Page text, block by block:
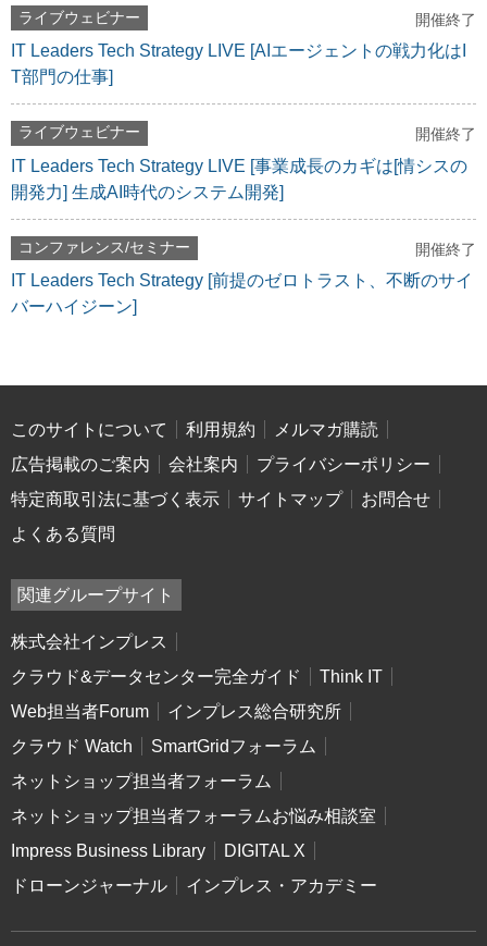
ライブウェビナー 開催終了
IT Leaders Tech Strategy LIVE [AIエージェントの戦力化はI
T部門の仕事]
ライブウェビナー 開催終了
IT Leaders Tech Strategy LIVE [事業成長のカギは[情シスの
開発力] 生成AI時代のシステム開発]
コンファレンス/セミナー 開催終了
IT Leaders Tech Strategy [前提のゼロトラスト、不断のサイ
バーハイジーン]
このサイトについて 利用規約
メルマガ購読
広告掲載のご案内
会社案内
プライバシーポリシー
特定商取引法に基づく表示
サイトマップ
お問合せ
よくある質問
関連グループサイト
株式会社インプレス
クラウド&データセンター完全ガイド
Think IT
Web担当者Forum
インプレス総合研究所
クラウド Watch
SmartGridフォーラム
ネットショップ担当者フォーラム
ネットショップ担当者フォーラムお悩み相談室
Impress Business Library
DIGITAL X
ドローンジャーナル
インプレス・アカデミー